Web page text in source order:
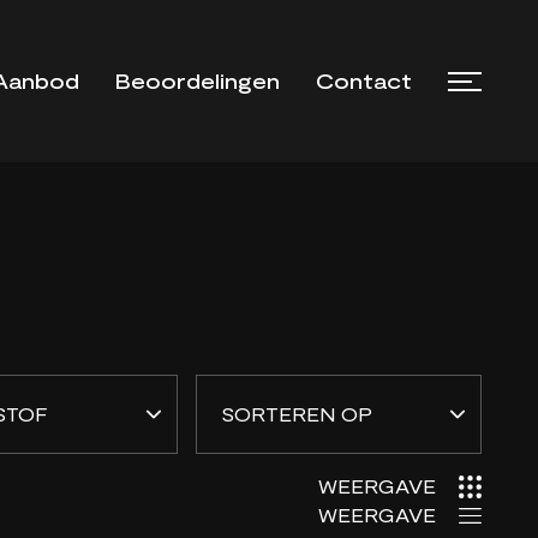
Beoordelingen Contact
WEERGAVE
WEERGAVE